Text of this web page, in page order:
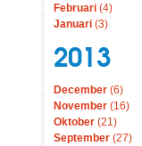
Februari (4)
Januari (3)
2013
December (6)
November (16)
Oktober (21)
September (27)